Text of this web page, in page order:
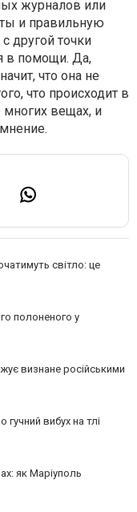
журналов или
и правильную
другой точки
в помощи. Да,
что она не
что происходит в
многих вещах, и
світло: це
полоненого у
визнане російськими
вибух на тлі
як Маріуполь